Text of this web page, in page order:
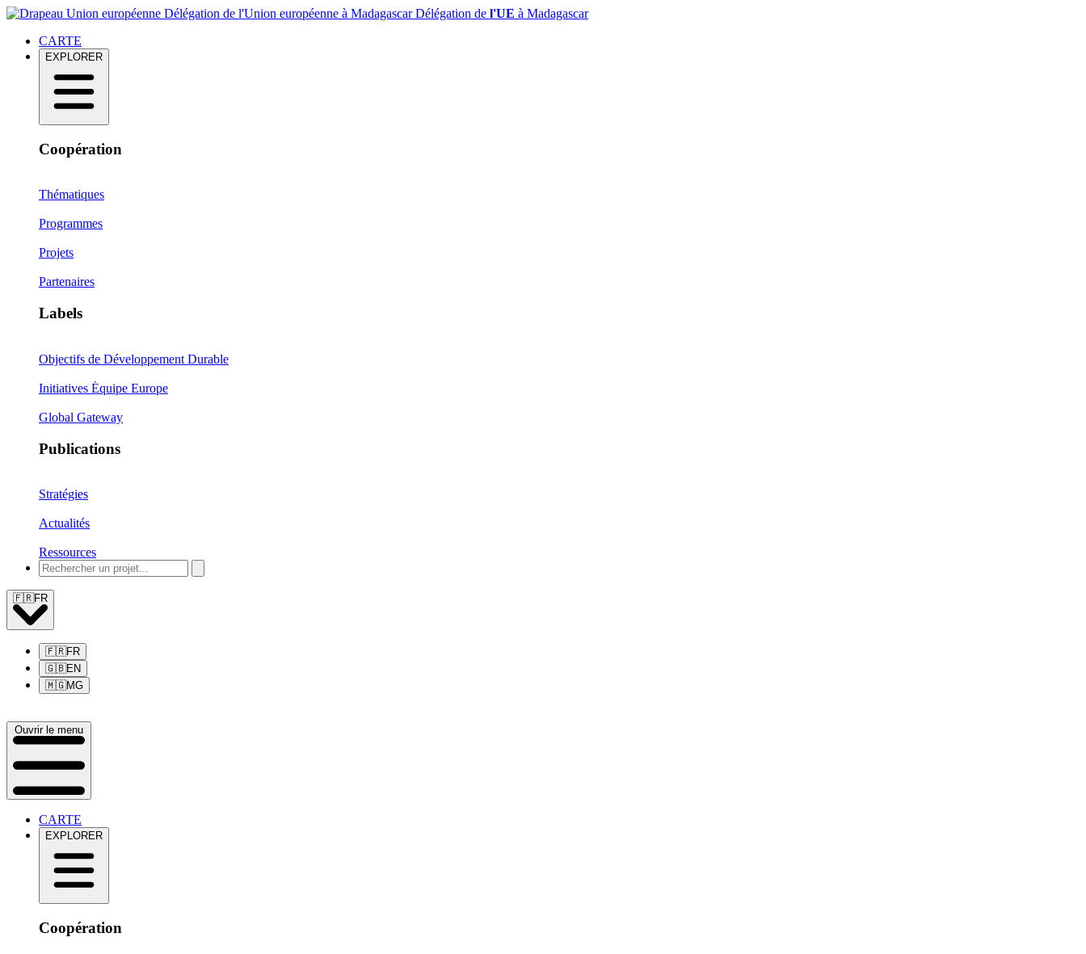
Délégation de l'Union européenne à MadagascarDélégation de l'UE à Madagascar
CARTE
EXPLORER
Coopération
Thématiques
Programmes
Projets
Partenaires
Labels
Objectifs de Développement Durable
Initiatives Équipe Europe
Global Gateway
Publications
Stratégies
Actualités
Ressources
🇫🇷FR
🇫🇷FR
🇬🇧EN
🇲🇬MG
Ouvrir le menu
CARTE
EXPLORER
Coopération